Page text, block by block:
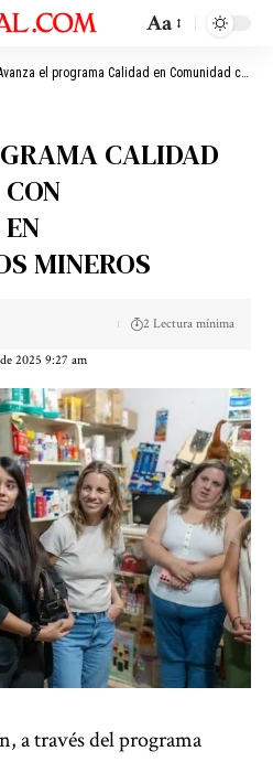
Aa
el programa Calidad en Comunidad con consultorías en departamentos mineros
CALIDAD
MINEROS
2025 9:27 am
2 Lectura mínima
a través del programa